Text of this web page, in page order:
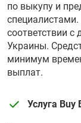
по выкупу и
соответствии
Украины.
минимум
выплат.
Услуга Buy